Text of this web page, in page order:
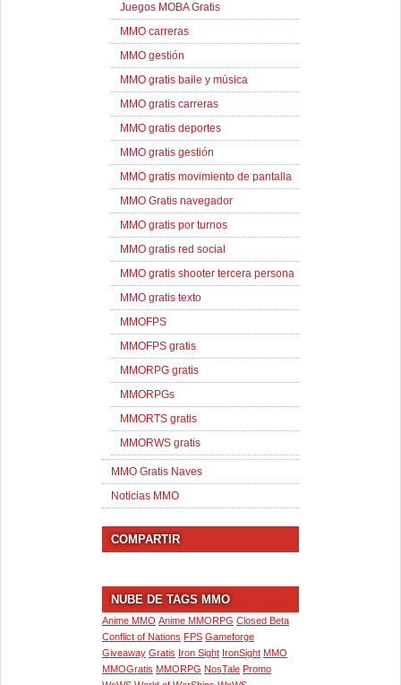
Juegos MOBA Gratis
MMO carreras
MMO gestión
MMO gratis baile y música
MMO gratis carreras
MMO gratis deportes
MMO gratis gestión
MMO gratis movimiento de pantalla
MMO Gratis navegador
MMO gratis por turnos
MMO gratis red social
MMO gratis shooter tercera persona
MMO gratis texto
MMOFPS
MMOFPS gratis
MMORPG gratis
MMORPGs
MMORTS gratis
MMORWS gratis
MMO Gratis Naves
Noticias MMO
COMPARTIR
NUBE DE TAGS MMO
Anime MMO Anime MMORPG Closed Beta
Conflict of Nations FPS Gameforge
Giveaway Gratis Iron Sight IronSight MMO
MMOGratis MMORPG NosTale Promo